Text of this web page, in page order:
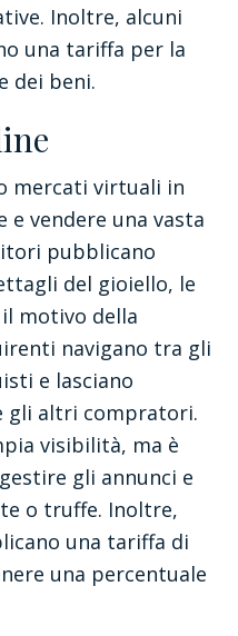
Inoltre, alcuni
una tariffa per la
dei beni.
mercati virtuali in
e vendere una vasta
pubblicano
del gioiello, le
motivo della
navigano tra gli
e lasciano
gli altri compratori.
visibilità, ma è
gli annunci e
o truffe. Inoltre,
una tariffa di
una percentuale